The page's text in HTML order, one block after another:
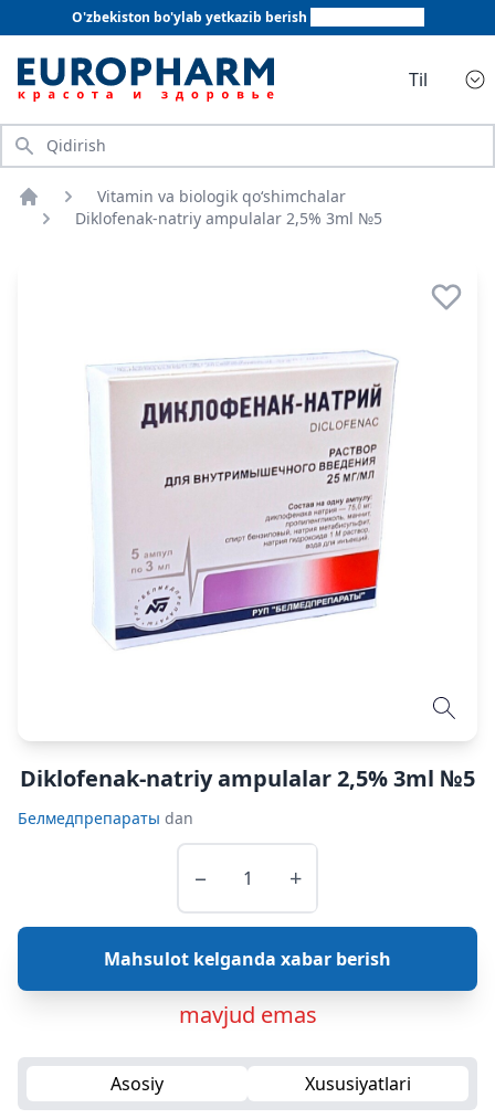
O'zbekiston bo'ylab yetkazib berish
Til
Qidirish
Bosh sahifa
Vitamin va biologik qo‘shimchalar
Diklofenak-natriy ampulalar 2,5% 3ml №5
Diklofenak-natriy ampulalar 2,5% 3ml №5
Белмедпрепараты dan
− +
Mahsulot kelganda xabar berish
mavjud emas
Asosiy Xususiyatlari